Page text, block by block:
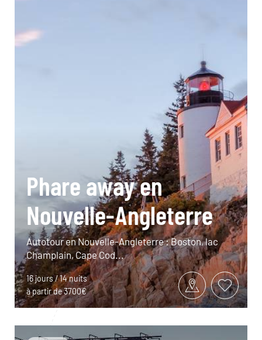
Phare away en
Nouvelle-Angleterre
Autotour en Nouvelle-Angleterre : Boston, lac
Champlain, Cape Cod...
16 jours / 14 nuits
à partir de 3700€